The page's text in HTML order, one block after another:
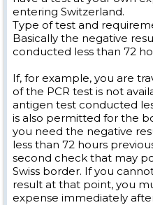
entering Switzerland.
Type of test and
Basically the negative
conducted less than 72
If, for example, you are
of the PCR test is not
antigen test conducted
is also permitted for the
you need the negative
less than 72 hours
second check that may
Swiss border. If you
result at that point, you
expense immediately